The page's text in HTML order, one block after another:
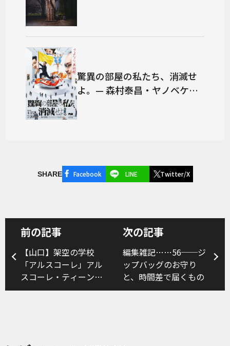
驚異の部屋の私たち、消滅せ
よ。— 森村泰昌・ヤノベケン
SHARE Facebook LINE Twitter/X
前の記事
【山口】架空の学校
「アルスコーレ」アル
スコーレ・ティーン！
参加者募集
次の記事
編集雑記……56──ジ
ップバッグのお守り
と、時間差で届くもの